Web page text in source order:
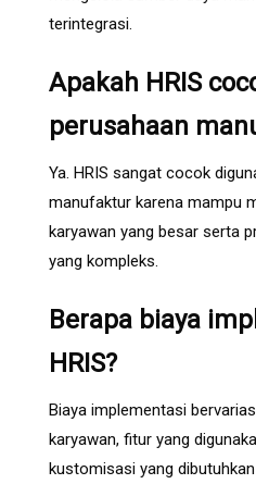
terintegrasi.
Apakah HRIS
perusahaan
Ya. HRIS sangat cocok
manufaktur karena mampu
karyawan yang besar serta
yang kompleks.
Berapa biaya
HRIS?
Biaya implementasi
karyawan, fitur yang
kustomisasi yang